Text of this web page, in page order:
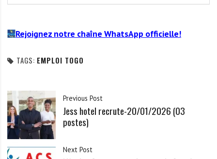
Rejoignez notre chaîne WhatsApp officielle!
TAGS: EMPLOI TOGO
Previous Post
Jess hotel recrute-20/01/2026 (03
postes)
Next Post